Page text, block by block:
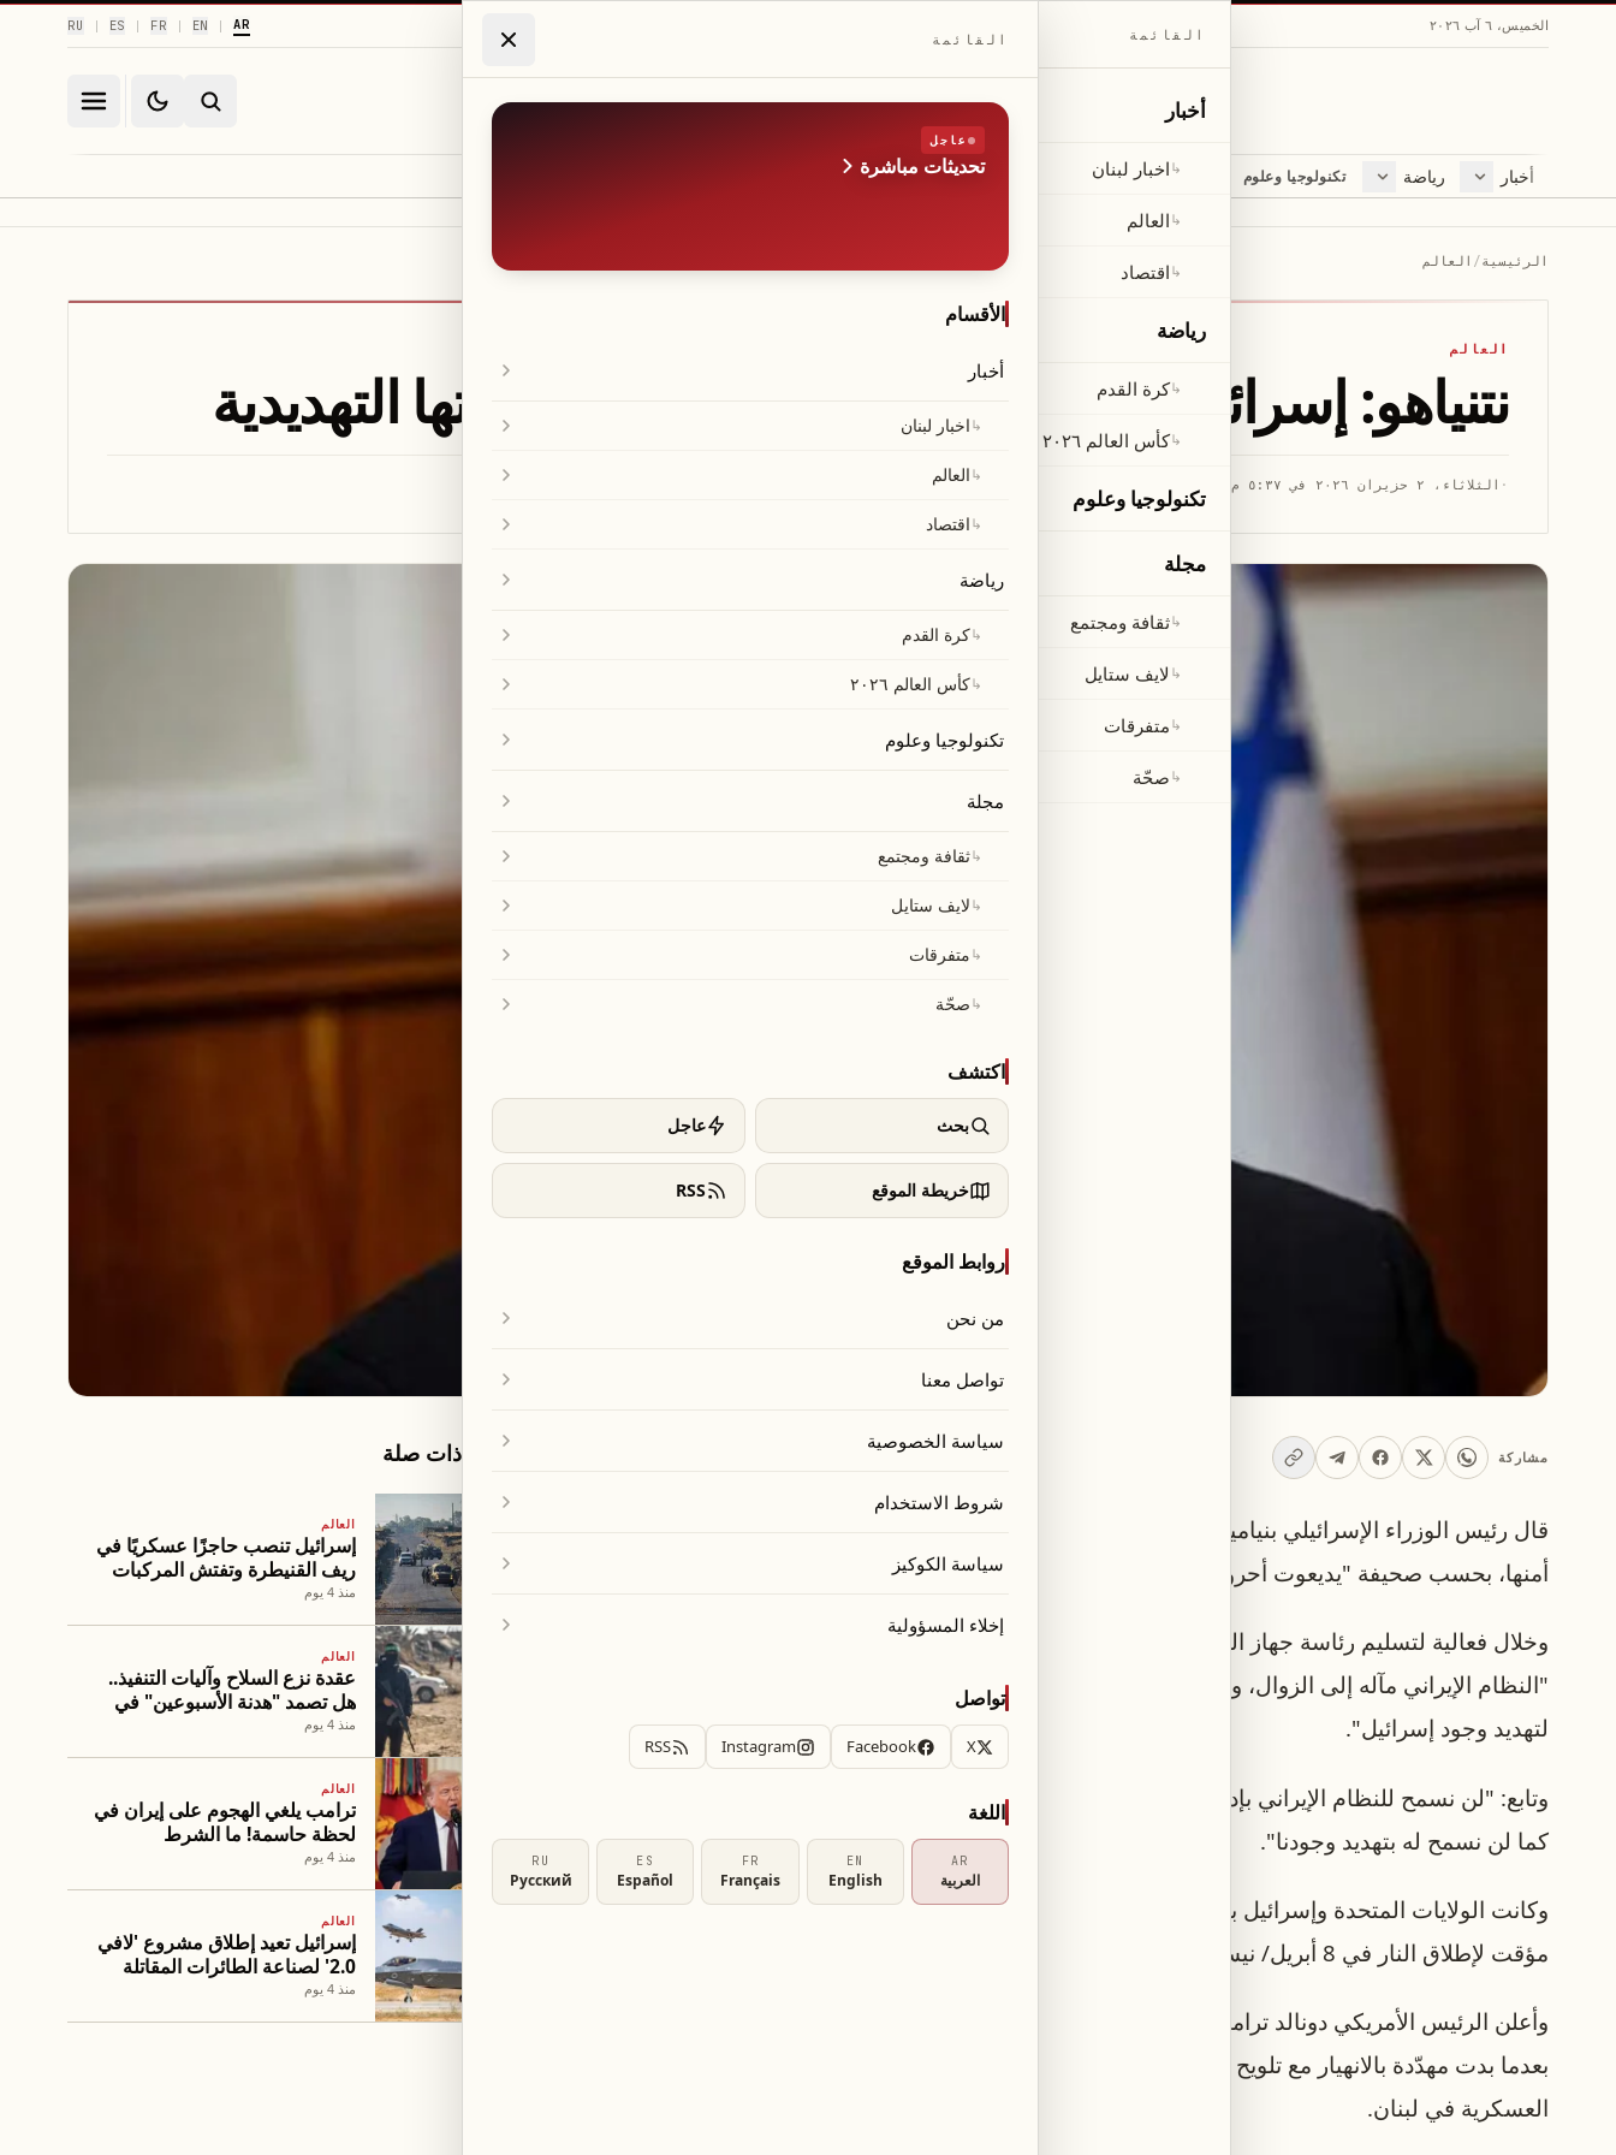
الخميس، ٦ آب ٢٠٢٦ AR
|
EN
|
FR
|
ES
|
RU
أخبار
اخبار لبنان
رياضة
كرة القدم
تكنولوجيا وعلوم مجلة
ثقافة ومجتمع
لايف ستايل
الرئيسية/ العالم
العالم
نتنياهو: إسرائيل لن تسمح لإيران بإعادة بناء قدراتها التهديدية
· الثلاثاء، ٢ حزيران ٢٠٢٦ في ٥:٣٧ م
مشاركة
قال رئيس الوزراء الإسرائيلي بنيامين نتنياهو، إن تل أبيب لن تسمح لإيران بإعادة بناء قدراتها التي قد تهدد
أمنها، بحسب صحيفة "يديعوت أحرونوت".
وخلال فعالية لتسليم رئاسة جهاز المخابرات "الموساد" للرئيس الجديد رومان غوفمان، أضاف نتنياهو أن
"النظام الإيراني مآله إلى الزوال، وسنساعده على الوصول إلى هذه النهاية"، مؤكدًا أن طهران "لن تعود
لتهديد وجود إسرائيل".
وتابع: "لن نسمح للنظام الإيراني بإدارة عجلة الزمن إلى الوراء، ولن نسمح له بالحصول على سلاح نووي،
كما لن نسمح له بتهديد وجودنا".
وكانت الولايات المتحدة وإسرائيل بدأتا في 28 فبراير/ شباط حربًا على إيران، قبل التوصل إلى وقف
مؤقت لإطلاق النار في 8 أبريل/ نيسان.
وأعلن الرئيس الأمريكي دونالد ترامب الاثنين، أنّ المحادثات مع إيران "مستمرة بوتيرة سريعة"، وذلك
بعدما بدت مهدّدة بالانهيار مع تلويح الحرس الثوري بـ"فتح جبهات جديدة" ما لم توقف إسرائيل عملياتها
العسكرية في لبنان.
مقالات ذات صلة
العالم
إسرائيل تنصب حاجزًا عسكريًا في
ريف القنيطرة وتفتش المركبات
والمارة
منذ 4 يوم
العالم
عقدة نزع السلاح وآليات التنفيذ..
هل تصمد "هدنة الأسبوعين" في
غزة؟
منذ 4 يوم
العالم
ترامب يلغي الهجوم على إيران في
لحظة حاسمة! ما الشرط
المفاجئ؟
منذ 4 يوم
العالم
إسرائيل تعيد إطلاق مشروع 'لافي
2.0' لصناعة الطائرات المقاتلة
المحلية
منذ 4 يوم
القائمة
أخبار
↳اخبار لبنان
↳العالم
↳اقتصاد
رياضة
↳كرة القدم
↳كأس العالم ٢٠٢٦
تكنولوجيا وعلوم
مجلة
↳ثقافة ومجتمع
↳ لايف ستايل
↳متفرقات
↳صحّة
القائمة
عاجل
تحديثات مباشرة
الأقسام
أخبار
↳اخبار لبنان
↳العالم
↳اقتصاد
رياضة
↳كرة القدم
↳كأس العالم ٢٠٢٦
تكنولوجيا وعلوم
مجلة
↳ثقافة ومجتمع
↳لايف ستايل
↳متفرقات
↳صحّة
اكتشف
بحث عاجل
خريطة الموقع RSS
روابط الموقع
من نحن
تواصل معنا
سياسة الخصوصية
شروط الاستخدام
سياسة الكوكيز
إخلاء المسؤولية
تواصل
X
Facebook
Instagram
RSS
اللغة
AR
العربية
EN
English
FR
Français
ES
Español
RU
Русский